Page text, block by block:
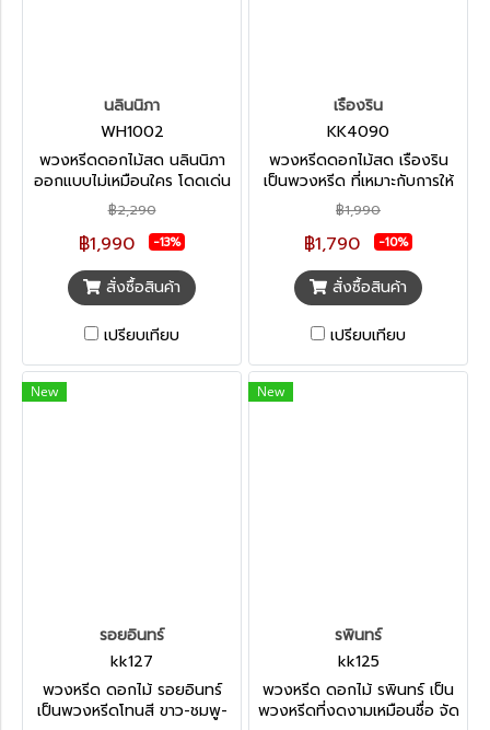
นลินนิภา
WH1002
พวงหรีดดอกไม้สด นลินนิภา
ออกแบบไม่เหมือนใคร โดดเด่น
สวยงาม โทนสีอ่อนหวาน เหมาะ
กับการไว้อาลัยทุกแบบ ทำให้ผู้
พบเห็นหายจากความโศกเศร้าได้
฿2,290
฿1,990 -13%
สั่งซื้อสินค้า
เปรียบเทียบ
เรืองริน
KK4090
พวงหรีดดอกไม้สด เรืองริน
เป็นพวงหรีด ที่เหมาะกับการให้
กำลังใจครอบครัวผู้เสียชีวิตเป็น
อย่างมาก เพราะมีโทนสีสดใส
ทำให้ผู้พบเห็นหายจากความโศก
฿1,990
฿1,790 -10%
สั่งซื้อสินค้า
เปรียบเทียบ
New
รอยอินทร์
kk127
พวงหรีด ดอกไม้ รอยอินทร์
เป็นพวงหรีดโทนสี ขาว-ชมพู-
New
รพินทร์
kk125
พวงหรีด ดอกไม้ รพินทร์ เป็น
พวงหรีดที่งดงามเหมือนชื่อ จัด